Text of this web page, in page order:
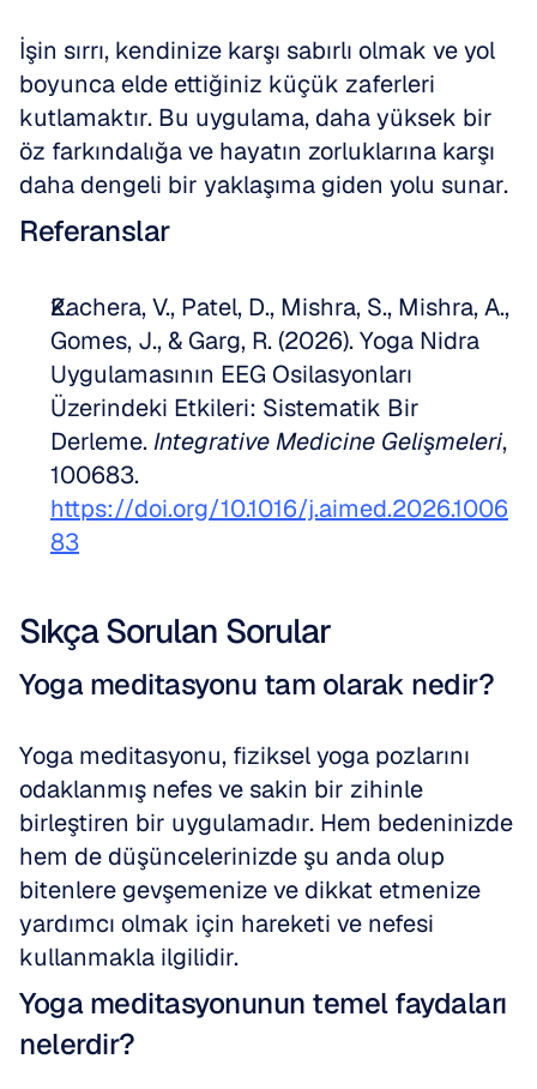
İşin sırrı, kendinize karşı sabırlı olmak ve yol
boyunca elde ettiğiniz küçük zaferleri
kutlamaktır. Bu uygulama, daha yüksek bir
öz farkındalığa ve hayatın zorluklarına karşı
daha dengeli bir yaklaşıma giden yolu sunar.
Referanslar
Kachera, V., Patel, D., Mishra, S., Mishra, A.,
Gomes, J., & Garg, R. (2026). Yoga Nidra
Uygulamasının EEG Osilasyonları
Üzerindeki Etkileri: Sistematik Bir
Derleme. Integrative Medicine Gelişmeleri,
https://doi.org/10.1016/j.aimed.2026.1006
83
Sıkça Sorulan Sorular
Yoga meditasyonu tam olarak nedir?
Yoga meditasyonu, fiziksel yoga pozlarını
odaklanmış nefes ve sakin bir zihinle
birleştiren bir uygulamadır. Hem bedeninizde
hem de düşüncelerinizde şu anda olup
bitenlere gevşemenize ve dikkat etmenize
yardımcı olmak için hareketi ve nefesi
kullanmakla ilgilidir.
Yoga meditasyonunun temel faydaları
nelerdir?